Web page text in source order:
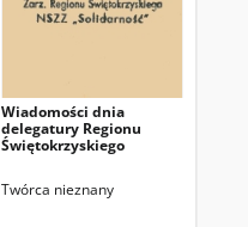
Wiadomości dnia
delegatury Regionu
Świętokrzyskiego
Twórca nieznany